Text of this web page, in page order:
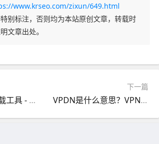
www.krseo.com/zixun/649.html
别标注，否则均为本站原创文章，转载时
文章出处。
Youtube视频下载工具 - 在线免费下载Youtube视频方法
下一篇
VPDN是什么意思？VPN和VPDN的区别